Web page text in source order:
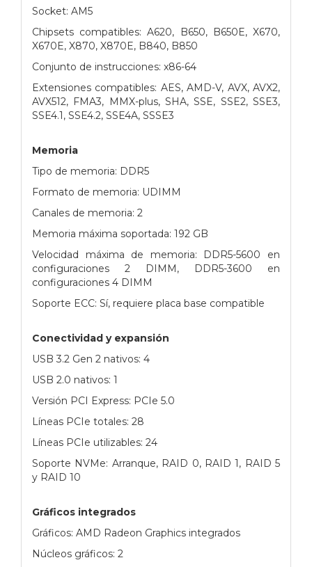
Socket: AM5
Chipsets compatibles: A620, B650, B650E, X670,
X670E, X870, X870E, B840, B850
Conjunto de instrucciones: x86-64
Extensiones compatibles: AES, AMD-V, AVX, AVX2,
AVX512, FMA3, MMX-plus, SHA, SSE, SSE2, SSE3,
SSE4.1, SSE4.2, SSE4A, SSSE3
Memoria
Tipo de memoria: DDR5
Formato de memoria: UDIMM
Canales de memoria: 2
Memoria máxima soportada: 192 GB
Velocidad máxima de memoria: DDR5-5600 en
configuraciones 2 DIMM, DDR5-3600 en
configuraciones 4 DIMM
Soporte ECC: Sí, requiere placa base compatible
Conectividad y expansión
USB 3.2 Gen 2 nativos: 4
USB 2.0 nativos: 1
Versión PCI Express: PCIe 5.0
Líneas PCIe totales: 28
Líneas PCIe utilizables: 24
Soporte NVMe: Arranque, RAID 0, RAID 1, RAID 5
y RAID 10
Gráficos integrados
Gráficos: AMD Radeon Graphics integrados
Núcleos gráficos: 2